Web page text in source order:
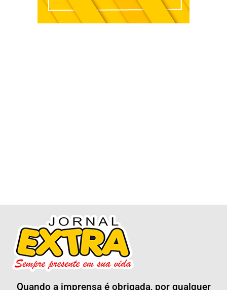
Quando a imprensa é obrigada, por qualquer